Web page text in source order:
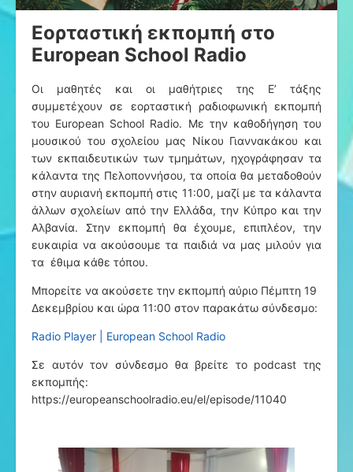
Εορταστική εκπομπή στο
European School Radio
Οι μαθητές και οι μαθήτριες της Ε’ τάξης
συμμετέχουν σε εορταστική ραδιοφωνική εκπομπή
του European School Radio. Με την καθοδήγηση του
μουσικού του σχολείου μας Νίκου Γιαννακάκου και
των εκπαιδευτικών των τμημάτων, ηχογράφησαν τα
κάλαντα της Πελοποννήσου, τα οποία θα μεταδοθούν
στην αυριανή εκπομπή στις 11:00, μαζί με τα κάλαντα
άλλων σχολείων από την Ελλάδα, την Κύπρο και την
Αλβανία. Στην εκπομπή θα έχουμε, επιπλέον, την
ευκαιρία να ακούσουμε τα παιδιά να μας μιλούν για
τα έθιμα κάθε τόπου.
Μπορείτε να ακούσετε την εκπομπή αύριο Πέμπτη 19
Δεκεμβρίου και ώρα 11:00 στον παρακάτω σύνδεσμο:
Radio Player | European School Radio
Σε αυτόν τον σύνδεσμο θα βρείτε το podcast της
εκπομπής:
https://europeanschoolradio.eu/el/episode/11040